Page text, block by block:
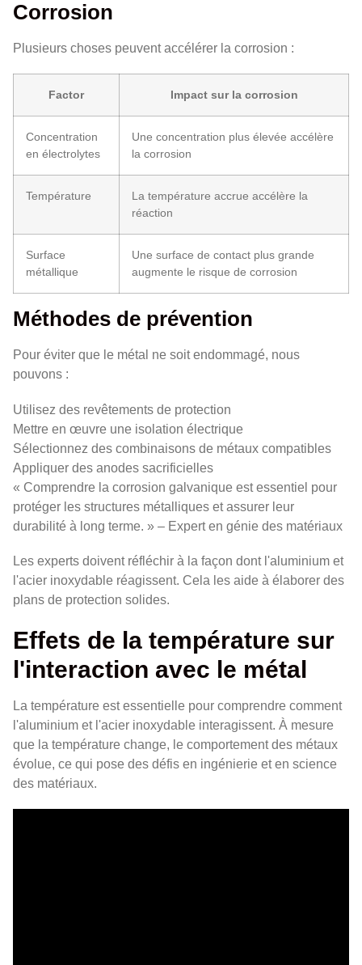
Corrosion
Plusieurs choses peuvent accélérer la corrosion :
Factor Impact sur la corrosion
Concentration
en électrolytes
Une concentration plus élevée accélère
la corrosion
Température
La température accrue accélère la
réaction
Surface
métallique
Une surface de contact plus grande
augmente le risque de corrosion
Méthodes de prévention
Pour éviter que le métal ne soit endommagé, nous
pouvons :
Utilisez des revêtements de protection
Mettre en œuvre une isolation électrique
Sélectionnez des combinaisons de métaux compatibles
Appliquer des anodes sacrificielles
« Comprendre la corrosion galvanique est essentiel pour
protéger les structures métalliques et assurer leur
durabilité à long terme. » – Expert en génie des matériaux
Les experts doivent réfléchir à la façon dont l'aluminium et
l'acier inoxydable réagissent. Cela les aide à élaborer des
plans de protection solides.
Effets de la température sur
l'interaction avec le métal
La température est essentielle pour comprendre comment
l'aluminium et l'acier inoxydable interagissent. À mesure
que la température change, le comportement des métaux
évolue, ce qui pose des défis en ingénierie et en science
des matériaux.